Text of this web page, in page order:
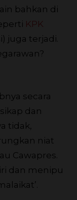
bahkan di
KPK
juga terjadi.
secara
dan
tidak,
niat
Cawapres.
dan menipu